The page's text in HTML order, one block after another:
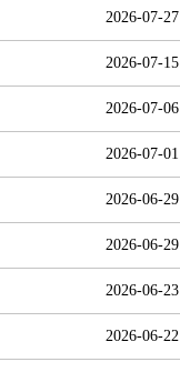
2026-07-27
2026-07-15
2026-07-06
2026-07-01
2026-06-29
2026-06-29
2026-06-23
2026-06-22